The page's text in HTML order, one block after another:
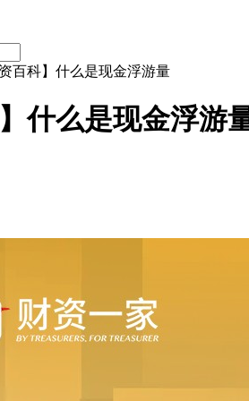
资百科】什么是现金浮游量
什么是现金浮游